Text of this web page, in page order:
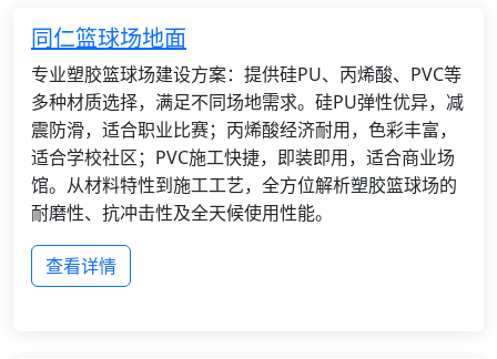
同仁篮球场地面
专业塑胶篮球场建设方案：提供硅PU、丙烯酸、PVC等
多种材质选择，满足不同场地需求。硅PU弹性优异，减
震防滑，适合职业比赛；丙烯酸经济耐用，色彩丰富，
适合学校社区；PVC施工快捷，即装即用，适合商业场
馆。从材料特性到施工工艺，全方位解析塑胶篮球场的
耐磨性、抗冲击性及全天候使用性能。
查看详情